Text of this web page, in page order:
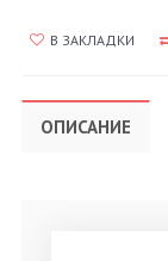
В ЗАКЛАДКИ
ОПИСАНИЕ